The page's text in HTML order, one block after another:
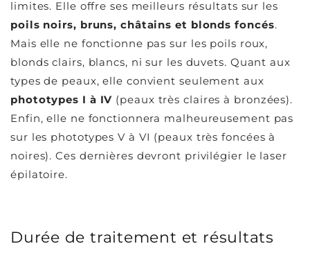
limites. Elle offre ses meilleurs résultats sur les
poils noirs, bruns, châtains et blonds foncés.
Mais elle ne fonctionne pas sur les poils roux,
blonds clairs, blancs, ni sur les duvets. Quant aux
types de peaux, elle convient seulement aux
phototypes I à IV (peaux très claires à bronzées).
Enfin, elle ne fonctionnera malheureusement pas
sur les phototypes V à VI (peaux très foncées à
noires). Ces dernières devront privilégier le laser
épilatoire.
Durée de traitement et résultats